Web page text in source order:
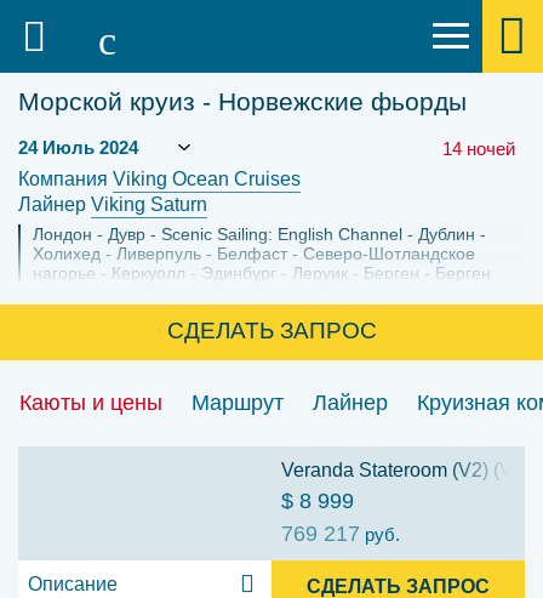
Морской круиз - Норвежские фьорды
14 ночей
Компания Viking Ocean Cruises
Лайнер Viking Saturn
Лондон Дувр Scenic Sailing: English Channel
Дублин
Холихед
Ливерпуль Белфаст
Северо-Шотландское
нагорье
Керкуолл Эдинбург Леруик Берген Берген
СДЕЛАТЬ ЗАПРОС
Каюты и цены Маршрут Лайнер Круизная
Veranda Stateroom (V2) (V2)
$ 8 999
769 217 руб.
Описание СДЕЛАТЬ ЗАПРОС